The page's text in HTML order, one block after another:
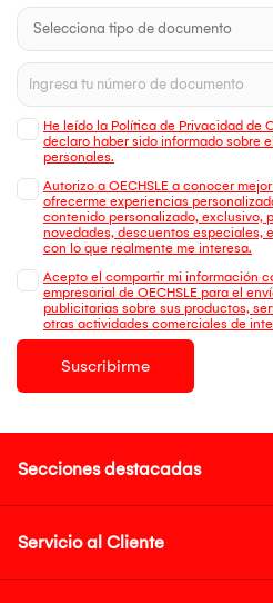
He leído la Política de Privacidad de
declaro haber sido informado sobre
personales.
Autorizo a OECHSLE a conocer
ofrecerme experiencias
contenido personalizado, exclusivo,
novedades, descuentos especiales,
con lo que realmente me interesa.
Acepto el compartir mi información
empresarial de OECHSLE para el
publicitarias sobre sus productos,
otras actividades comerciales de
Suscribirme
Secciones destacadas
Servicio al Cliente